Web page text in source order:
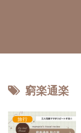
窮楽通楽
旅行